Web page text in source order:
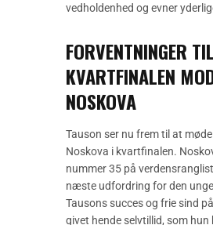
vedholdenhed og evner
FORVENTNINGER TIL
KVARTFINALEN
NOSKOVA
Tauson ser nu frem til at
Noskova i kvartfinalen.
nummer 35 på
næste udfordring for den
Tausons succes og frie sind
givet hende selvtillid, som